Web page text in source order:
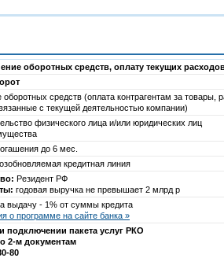
оборотных средств, оплату текущих
оборотных средств (оплата контрагентам за товары,
с текущей деятельностью компании)
физического лица и/или юридических лиц
до 6 мес.
кредитная линия
Резидент РФ
годовая выручка не превышает 2 млрд р
выдачу - 1% от суммы кредита
о программе на сайте банка »
подключении пакета услуг РКО
2-м документам
80